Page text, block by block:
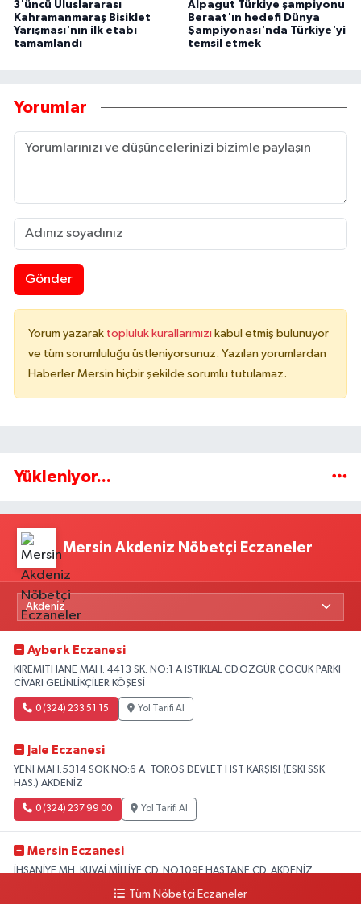
3'üncü Uluslararası
Kahramanmaraş Bisiklet
Yarışması'nın ilk etabı
tamamlandı
Alpagut Türkiye şampiyonu
Beraat'ın hedefi Dünya
Şampiyonası'nda Türkiye'yi
temsil etmek
Yorumlar
Gönder
Yorum yazarak topluluk kurallarımızı kabul etmiş bulunuyor
ve tüm sorumluluğu üstleniyorsunuz. Yazılan yorumlardan
Haberler Mersin hiçbir şekilde sorumlu tutulamaz.
Yükleniyor...
Mersin Akdeniz Nöbetçi Eczaneler
Ayberk Eczanesi
KİREMİTHANE MAH. 4413 SK. NO:1 A İSTİKLAL CD.ÖZGÜR ÇOCUK PARKI
CİVARI GELİNLİKÇİLER KÖŞESİ
0 (324) 233 51 15 Yol Tarifi Al
Jale Eczanesi
YENI MAH.5314 SOK.NO:6 A TOROS DEVLET HST KARŞISI (ESKİ SSK
HAS.) AKDENİZ
0 (324) 237 99 00 Yol Tarifi Al
Mersin Eczanesi
İHSANİYE MH. KUVAİ MİLLİYE CD. NO.109F HASTANE CD. AKDENİZ
Tüm Nöbetçi Eczaneler